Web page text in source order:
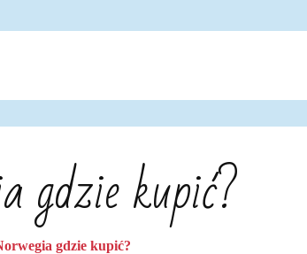
gdzie kupić?
gdzie kupić?